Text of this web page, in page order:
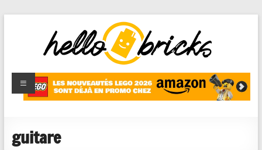
HelloBricks
Blog LEGO,
nouveaut�s
reviews
guitare